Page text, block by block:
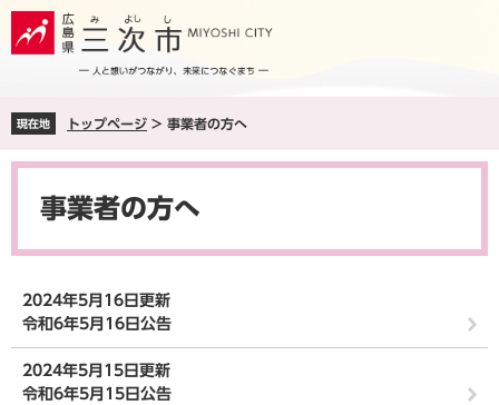
ペ
ジ
メ
ュ
現在地 トップページ > 事業者の方へ
本
事業者の方へ
2024年5月16日更新
令和6年5月16日公告
2024年5月15日更新
令和6年5月15日公告